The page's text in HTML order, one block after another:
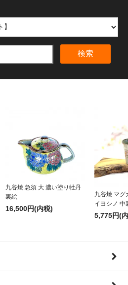
検索
九谷焼 急須 大 濃い塗り牡丹
裏絵
16,500円(内税)
九谷焼 マグ
イヨシノ 中
5,775円(